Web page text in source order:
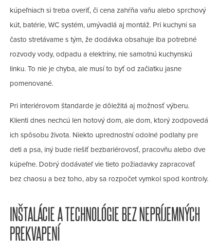
kúpeľniach si treba overiť, či cena zahŕňa vaňu alebo sprchový
kút, batérie, WC systém, umývadlá aj montáž. Pri kuchyni sa
často stretávame s tým, že dodávka obsahuje iba potrebné
rozvody vody, odpadu a elektriny, nie samotnú kuchynskú
linku. To nie je chyba, ale musí to byť od začiatku jasne
pomenované.
Pri interiérovom štandarde je dôležitá aj možnosť výberu.
Klienti dnes nechcú len hotový dom, ale dom, ktorý zodpovedá
ich spôsobu života. Niekto uprednostní odolné podlahy pre
deti a psa, iný bude riešiť bezbariérovosť, pracovňu alebo dve
kúpeľne. Dobrý dodávateľ vie tieto požiadavky zapracovať
bez chaosu a bez toho, aby sa rozpočet vymkol spod kontroly.
INŠTALÁCIE A TECHNOLÓGIE BEZ NEPRÍJEMNÝCH
PREKVAPENÍ